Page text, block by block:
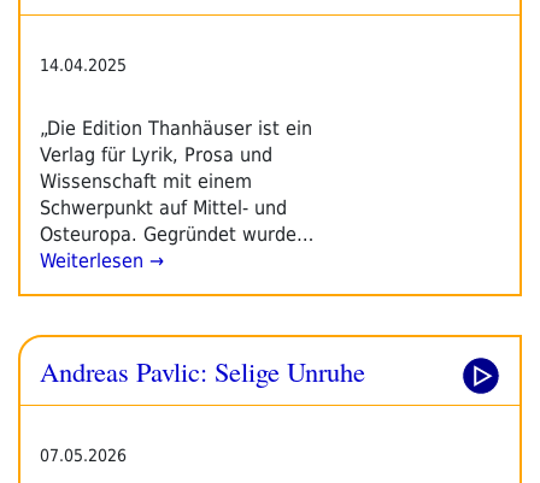
14.04.2025
„Die Edition Thanhäuser ist ein
Verlag für Lyrik, Prosa und
Wissenschaft mit einem
Schwerpunkt auf Mittel- und
Osteuropa. Gegründet wurde…
Weiterlesen →
Andreas Pavlic: Selige Unruhe
07.05.2026